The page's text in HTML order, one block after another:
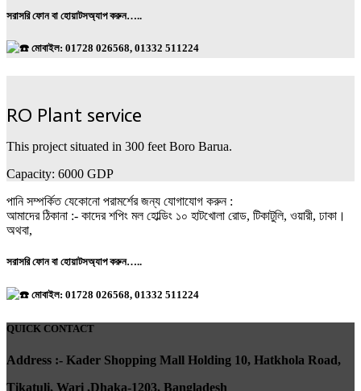
সরাসরি ফোন বা হোয়াটসঅ্যাপ করুন…..
মোবাইল: 01728 026568, 01332 511224
RO Plant service
This project situated in 300 feet Boro Barua.
Capacity: 6000 GDP
পানি সম্পর্কিত যেকোনো পরামর্শের জন্য যোগাযোগ করুন :
আমাদের ঠিকানা :- কাদের শপিং মল হোল্ডিং ১০ হাটখোলা রোড, টিকাটুলি, ওয়ারী, ঢাকা।
অথবা,
সরাসরি ফোন বা হোয়াটসঅ্যাপ করুন…..
মোবাইল: 01728 026568, 01332 511224
QUICK CONTACT
Address :- Kader Shopping Mall Holding 10, Hatkhola Road,
Tikatuli, Wari ,Dhaka-1203, Bangladesh